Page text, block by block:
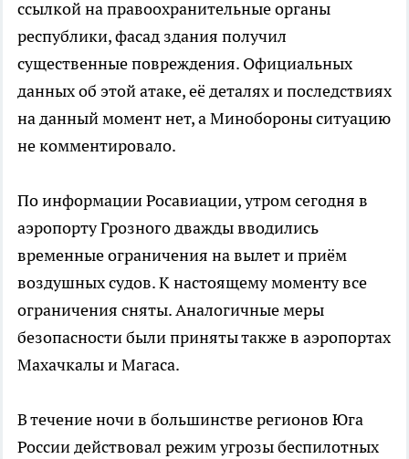
ссылкой на правоохранительные органы
республики, фасад здания получил
существенные повреждения. Официальных
данных об этой атаке, её деталях и последствиях
на данный момент нет, а Минобороны ситуацию
не комментировало.
По информации Росавиации, утром сегодня в
аэропорту Грозного дважды вводились
временные ограничения на вылет и приём
воздушных судов. К настоящему моменту все
ограничения сняты. Аналогичные меры
безопасности были приняты также в аэропортах
Махачкалы и Магаса.
В течение ночи в большинстве регионов Юга
России действовал режим угрозы беспилотных